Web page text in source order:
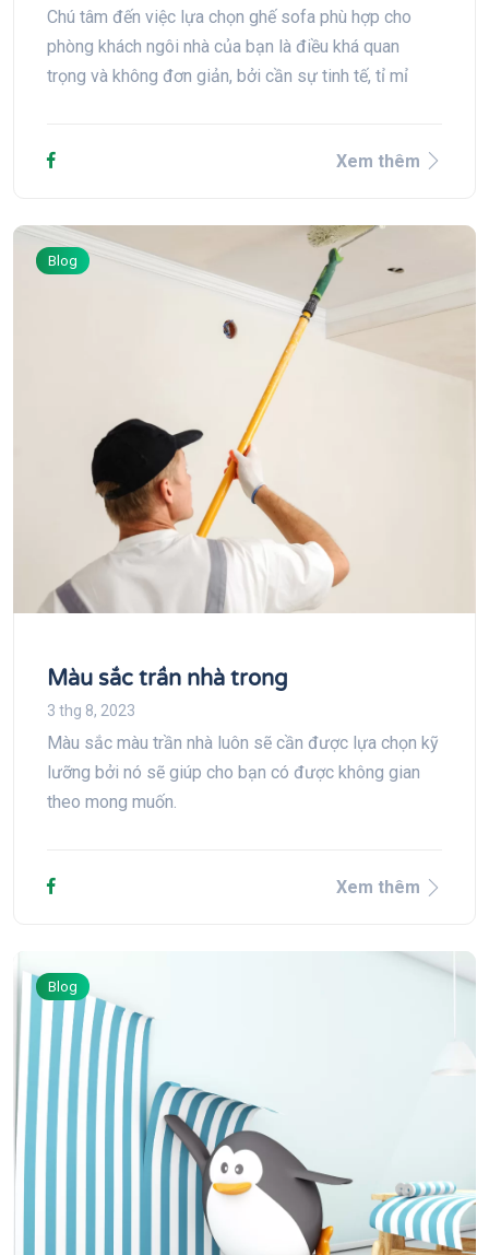
Chú tâm đến việc lựa chọn ghế sofa phù hợp cho
phòng khách ngôi nhà của bạn là điều khá quan
trọng và không đơn giản, bởi cần sự tinh tế, tỉ mỉ
Xem thêm
Blog
Màu sắc trần nhà trong
3 thg 8, 2023
Màu sắc màu trần nhà luôn sẽ cần được lựa chọn kỹ
lưỡng bởi nó sẽ giúp cho bạn có được không gian
theo mong muốn.
Xem thêm
Blog